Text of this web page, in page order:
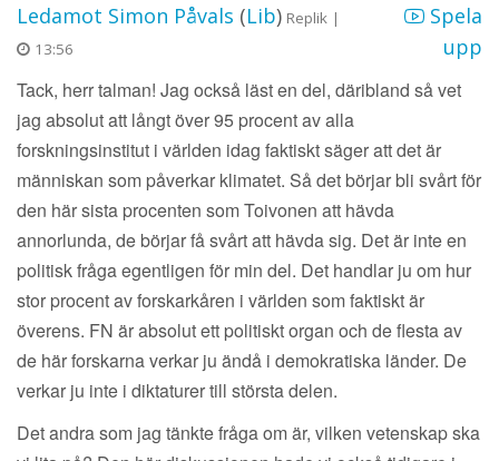
Ledamot Simon Påvals (Lib) Replik |
13:56
Spela
upp
Tack, herr talman! Jag också läst en del, däribland så vet
jag absolut att långt över 95 procent av alla
forskningsinstitut i världen idag faktiskt säger att det är
människan som påverkar klimatet. Så det börjar bli svårt för
den här sista procenten som Toivonen att hävda
annorlunda, de börjar få svårt att hävda sig. Det är inte en
politisk fråga egentligen för min del. Det handlar ju om hur
stor procent av forskarkåren i världen som faktiskt är
överens. FN är absolut ett politiskt organ och de flesta av
de här forskarna verkar ju ändå i demokratiska länder. De
verkar ju inte i diktaturer till största delen.
Det andra som jag tänkte fråga om är, vilken vetenskap ska